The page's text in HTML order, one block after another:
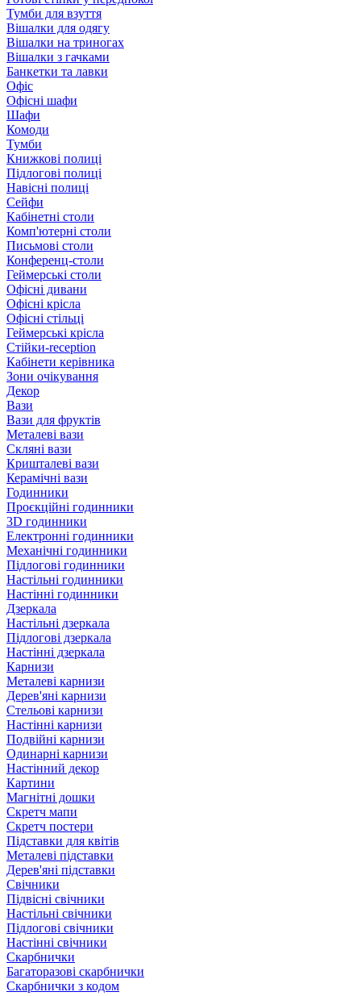
Тумби для взуття
Вішалки для одягу
Вішалки на триногах
Вішалки з гачками
Банкетки та лавки
Офіс
Офісні шафи
Шафи
Комоди
Тумби
Книжкові полиці
Підлогові полиці
Навісні полиці
Сейфи
Кабінетні столи
Комп'ютерні столи
Письмові столи
Конференц-столи
Геймерські столи
Офісні дивани
Офісні крісла
Офісні стільці
Геймерські крісла
Стійки-reception
Кабінети керівника
Зони очікування
Декор
Вази
Вази для фруктів
Металеві вази
Скляні вази
Кришталеві вази
Керамічні вази
Годинники
Проєкційні годинники
3D годинники
Електронні годинники
Механічні годинники
Підлогові годинники
Настільні годинники
Настінні годинники
Дзеркала
Настільні дзеркала
Підлогові дзеркала
Настінні дзеркала
Карнизи
Металеві карнизи
Дерев'яні карнизи
Стельові карнизи
Настінні карнизи
Подвійні карнизи
Одинарні карнизи
Настінний декор
Картини
Магнітні дошки
Скретч мапи
Скретч постери
Підставки для квітів
Металеві підставки
Дерев'яні підставки
Свічники
Підвісні свічники
Настільні свічники
Підлогові свічники
Настінні свічники
Скарбнички
Багаторазові скарбнички
Скарбнички з кодом